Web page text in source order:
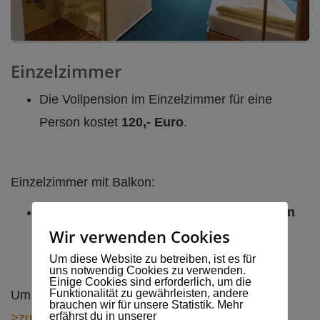
Einzelzimmer
Die Vollpension im Einzelzimmer für eine
Person kostet 120,- Euro.
Einzelzimmer mit Balkon:
mit Balkon
für eine Person kostet 125,- Euro
Um ein Zimmer zu buchen, geht es hier entlang:
Wir verwenden Cookies
Um diese Website zu betreiben, ist es für
uns notwendig Cookies zu verwenden.
Einige Cookies sind erforderlich, um die
Funktionalität zu gewährleisten, andere
brauchen wir für unsere Statistik. Mehr
erfährst du in unserer